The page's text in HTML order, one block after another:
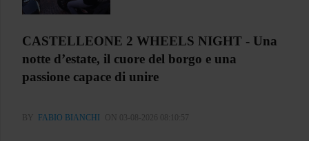
CASTELLEONE 2 WHEELS NIGHT - Una
notte d’estate, il cuore del borgo e una
passione capace di unire
BY FABIO BIANCHI ON 03-08-2026 08:10:57